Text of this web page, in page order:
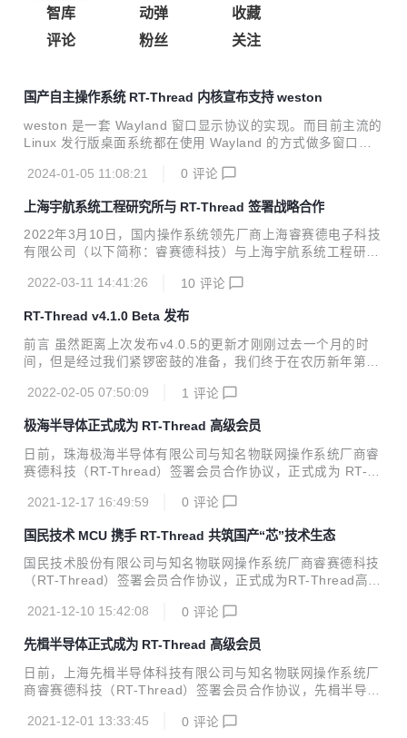
智库
动弹
收藏
评论
粉丝 关注
国产自主操作系统 RT-Thread 内核宣布支持 weston
weston 是一套 Wayland 窗口显示协议的实现。而目前主流的
Linux 发行版桌面系统都在使用 Wayland 的方式做多窗口的
2024-01-05 11:08:21
0 评论
上海宇航系统工程研究所与 RT-Thread 签署战略合作
2022年3月10日，国内操作系统领先厂商上海睿赛德电子科技
有限公司（以下简称：睿赛德科技）与上海宇航系统工程研究
承担嵌入式操作系统及军用相关软件组件的开发研制，在宇航
合作，携手向国防军工和航空航天等领域推广高质高可靠性的
国产嵌入式操作系统！ RT-Thread与宇航研究所签署战略合
作协议 宇航研究所于1984年成立。是上海航天运载火箭总体
技术抓总研制单位。自上世纪八十年代以来，其独立研制或参
2022-03-11 14:41:26 10 评论
RT-Thread v4.1.0 Beta 发布
前言 虽然距离上次发布v4.0.5的更新才刚刚过去一个月的时
间，但是经过我们紧锣密鼓的准备，我们终于在农历新年第一
版并非4.1.0正式发布版，包含一些重大的更新，目前处于公
v4.1.0 将会在今年3月下旬正式发布。 下载地址： gitee: <p
style="margin-left:0; margin-right:0"><a href="https://gite
e.com/rtthread/rt-thread/repository/archive/v4.1.0-beta...
2022-02-05 07:50:09 1 评论
极海半导体正式成为 RT-Thread 高级会员
日前，珠海极海半导体有限公司与知名物联网操作系统厂商睿
赛德科技（RT-Thread）签署会员合作协议，正式成为 RT-Th
统共同打造物联网发展新生态，为工业、车载、消费电子等领
应用开发体验。 极海半导体成立于2019年12月，是艾派克微
电子旗下的全资子公司，前身为艾派克物联网芯片事业部，总
部为纳思达股份(中国上市企业500强，股票代码002180)。主
业物联网SoC-eSE安全主控芯片。极海致力于为消费电子、医
2021-12-17 16:49:59 0 评论
国民技术 MCU 携手 RT-Thread 共筑国产“芯”技术生态
国民技术股份有限公司与知名物联网操作系统厂商睿赛德科技
（RT-Thread）签署会员合作协议，正式成为RT-Thread高级
统构建完善的生态，满足不同行业、不同领域客户的开发需
2021-12-10 15:42:08 0 评论
先楫半导体正式成为 RT-Thread 高级会员
日前，上海先楫半导体科技有限公司与知名物联网操作系统厂
商睿赛德科技（RT-Thread）签署会员合作协议，先楫半导体
通用MCU芯片和RT-Thread物联网操作系统，紧密合作为产
2021-12-01 13:33:45 0 评论